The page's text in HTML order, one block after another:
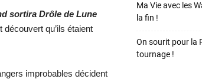
sortira Drôle de Lune
découvert qu’ils étaient
improbables décident
Ma Vie avec les
la fin !
On sourit pour la
tournage !